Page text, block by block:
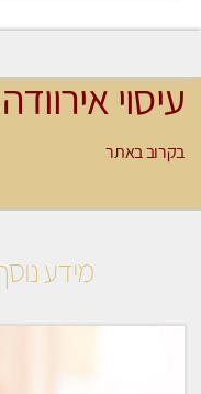
עיסוי
בקרוב באתר
מידע